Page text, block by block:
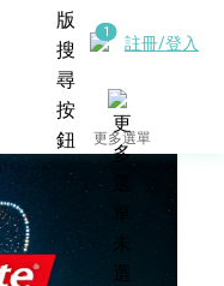
註冊/登入
更多選單